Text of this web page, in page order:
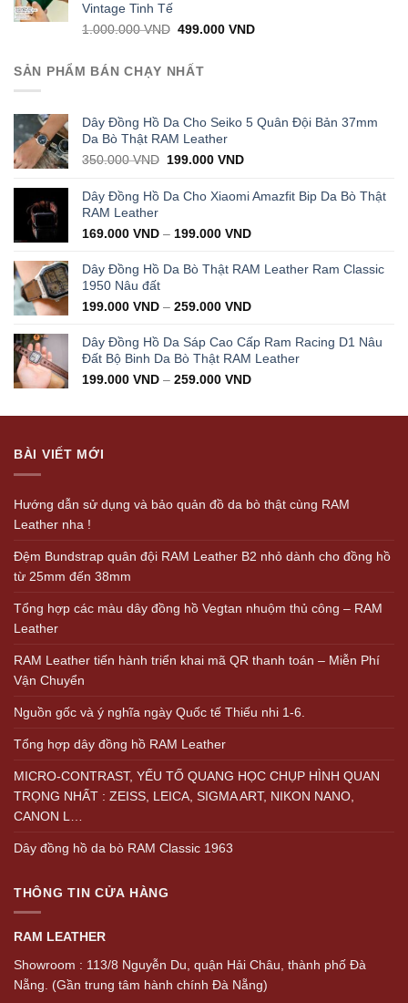
Vintage Tinh Tế
1.000.000VND Original
was:
1.000.000 VND.
499.000VNDCurrent
SẢN PHẨM BÁN CHẠY NHẤT
Dây Đồng Hồ Da Cho Seiko 5 Quân Đội Bản 37mm
Da Bò Thật RAM Leather
350.000VND Original
was:
199.000VNDCurrent
is:
199.000 VND.
Dây Đồng Hồ Da Cho Xiaomi Amazfit Bip Da Bò Thật
RAM Leather
169.000 VND – 199.000 VND
Dây Đồng Hồ Da Bò Thật RAM Leather Ram Classic
1950 Nâu đất
199.000 VND – 259.000 VND
Dây Đồng Hồ Da Sáp Cao Cấp Ram Racing D1 Nâu
Đất Bộ Binh Da Bò Thật RAM Leather
199.000 VND – 259.000 VND
BÀI VIẾT MỚI
Hướng dẫn sử dụng và bảo quản đồ da bò thật cùng RAM
Leather nha !
Đệm Bundstrap quân đội RAM Leather B2 nhỏ dành cho đồng hồ
từ 25mm đến 38mm
Tổng hợp các màu dây đồng hồ Vegtan nhuộm thủ công – RAM
Leather
RAM Leather tiến hành triển khai mã QR thanh toán – Miễn Phí
Vận Chuyển
Nguồn gốc và ý nghĩa ngày Quốc tế Thiếu nhi 1-6.
Tổng hợp dây đồng hồ RAM Leather
MICRO-CONTRAST, YẾU TỐ QUANG HỌC CHỤP HÌNH QUAN
TRỌNG NHẤT : ZEISS, LEICA, SIGMA ART, NIKON NANO,
CANON L…
Dây đồng hồ da bò RAM Classic 1963
THÔNG TIN CỬA HÀNG
RAM LEATHER
Showroom : 113/8 Nguyễn Du, quận Hải Châu, thành phố Đà
Nẵng. (Gần trung tâm hành chính Đà Nẵng)